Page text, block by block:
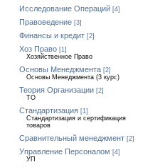
Исследование Операций [4]
Правоведение [3]
Финансы и кредит [2]
Хоз Право [1]
Хозяйственное Право
Основы Менеджмента [2]
Основы Менеджмента (3 курс)
Теория Организации [2]
ТО
Стандартизация [1]
Стандартизация и сертификация
товаров
Сравнительный менеджмент [2]
Управление Персоналом [4]
УП